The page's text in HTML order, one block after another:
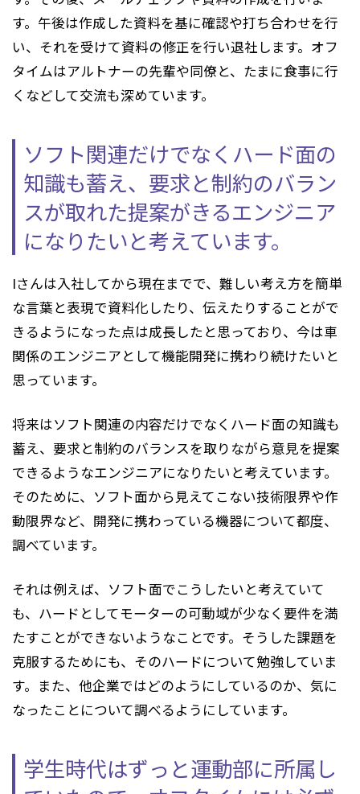
す。午後は作成した資料を基に確認や打ち合わせを行
い、それを受けて資料の修正を行い退社します。オフ
タイムはアルトナーの先輩や同僚と、たまに食事に行
くなどして交流も深めています。
ソフト関連だけでなくハード面の
知識も蓄え、 要求と制約のバラン
スが取れた提案がきるエンジニア
になりたいと考えています。
Iさんは入社してから現在までで、難しい考え方を簡単
な言葉と表現で資料化したり、伝えたりすることがで
きるようになった点は成長したと思っており、今は車
関係のエンジニアとして機能開発に携わり続けたいと
思っています。
将来はソフト関連の内容だけでなくハード面の知識も
蓄え、要求と制約のバランスを取りながら意見を提案
できるようなエンジニアになりたいと考えています。
そのために、ソフト面から見えてこない技術限界や作
動限界など、開発に携わっている機器について都度、
調べています。
それは例えば、ソフト面でこうしたいと考えていて
も、ハードとしてモーターの可動域が少なく要件を満
たすことができないようなことです。そうした課題を
克服するためにも、そのハードについて勉強していま
す。また、他企業ではどのようにしているのか、気に
なったことについて調べるようにしています。
学生時代はずっと運動部に所属し